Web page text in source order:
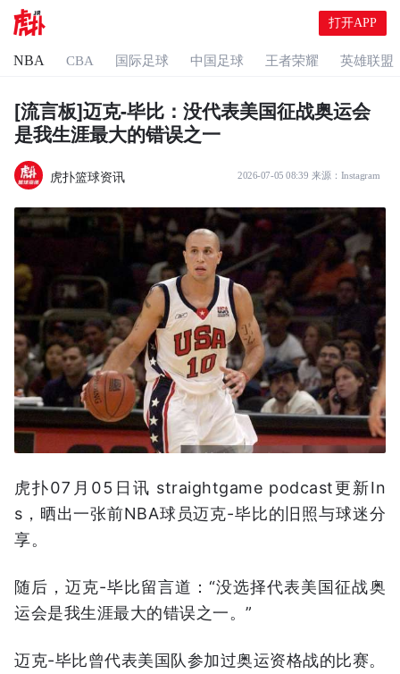
打开APP
NBA CBA 国际足球 中国足球 王者荣耀 英雄联盟
[流言板]迈克-毕比：没代表美国征战奥运会
是我生涯最大的错误之一
虎扑篮球资讯 2026-07-05 08:39 来源： Instagram
虎扑07月05日讯 straightgame podcast更新In
s，晒出一张前NBA球员迈克-毕比的旧照与球迷分
享。
随后，迈克-毕比留言道：“没选择代表美国征战奥
运会是我生涯最大的错误之一。”
迈克-毕比曾代表美国队参加过奥运资格战的比赛。